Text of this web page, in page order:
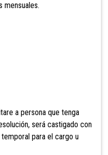
mensuales.
a persona que tenga
ón, será castigado con
para el cargo u